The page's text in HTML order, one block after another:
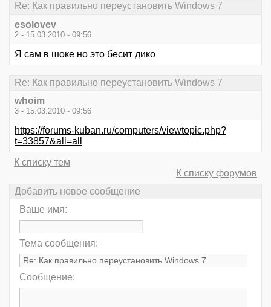
Re: Как правильно переустановить Windows 7
esolovev
2 - 15.03.2010 - 09:56
Я сам в шоке но это бесит дико
Re: Как правильно переустановить Windows 7
whoim
3 - 15.03.2010 - 09:56
https://forums-kuban.ru/computers/viewtopic.php?
t=33857&all=all
К списку тем
К списку форумов
Добавить новое сообщение
Ваше имя:
Тема сообщения:
Сообщение: